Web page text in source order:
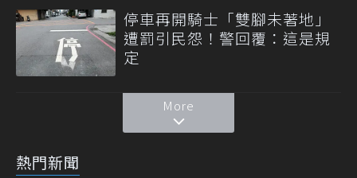
停車再開騎士「雙腳未著地」
遭罰引民怨！警回覆：這是規
定
More
熱門新聞